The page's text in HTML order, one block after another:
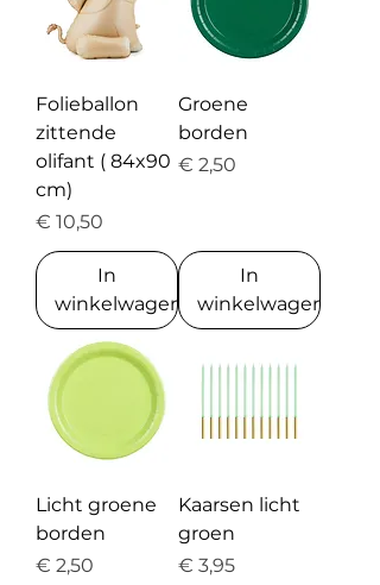
Folieballon
zittende
olifant ( 84x90
cm)
Prijs
€ 10,50
In
winkelwagen
Groene
borden
Prijs
€ 2,50
In
winkelwagen
Licht groene
borden
Prijs
€ 2,50
Kaarsen licht
groen
Prijs
€ 3,95